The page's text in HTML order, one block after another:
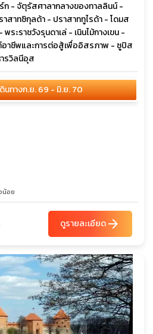
ก - จัตุรัสศาลากลางของทาลลินน์ -
าสาทซิกุลด้า - ปราสาททูไรด้า - โดมส
ระราชวังรุนดาเล่ - เนินไม้กางเขน -
าชีพและการต่อสู้เพื่ออิสรภาพ - ซูปิส
รวิลนีอุส
นทางก.ย. 69 - มิ.ย. 70
น้อย
ดูรายละเอียดarrow_forward